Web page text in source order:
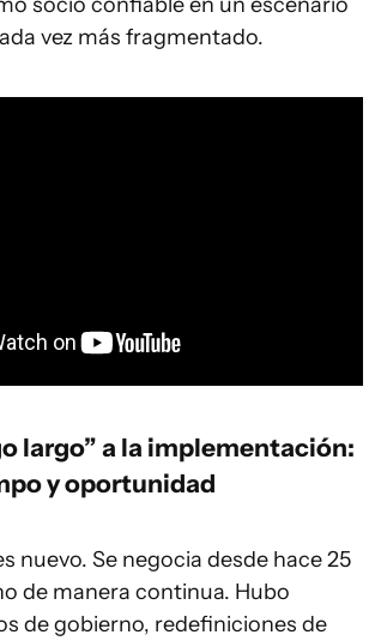
vez más fragmentado.
largo” a la implementación:
y oportunidad
nuevo. Se negocia desde hace 25
de manera continua. Hubo
de gobierno, redefiniciones de